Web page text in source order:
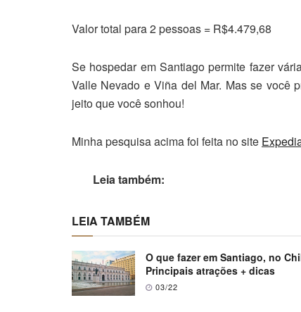
Valor total para 2 pessoas = R$4.479,68
Se hospedar em Santiago permite fazer
Valle Nevado e Viña del Mar. Mas se você
jeito que você sonhou!
Minha pesquisa acima foi feita no site
Leia também:
LEIA TAMBÉM
O que fazer em Santiago, no
Principais atrações + dicas
03/22